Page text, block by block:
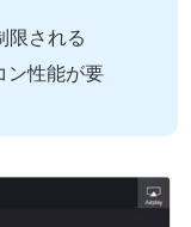
限される
ン性能が要